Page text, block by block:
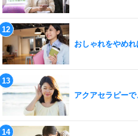
おしゃれをやめれ
アクアセラピーで